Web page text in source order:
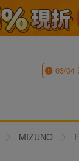
03/04
MIZUNO